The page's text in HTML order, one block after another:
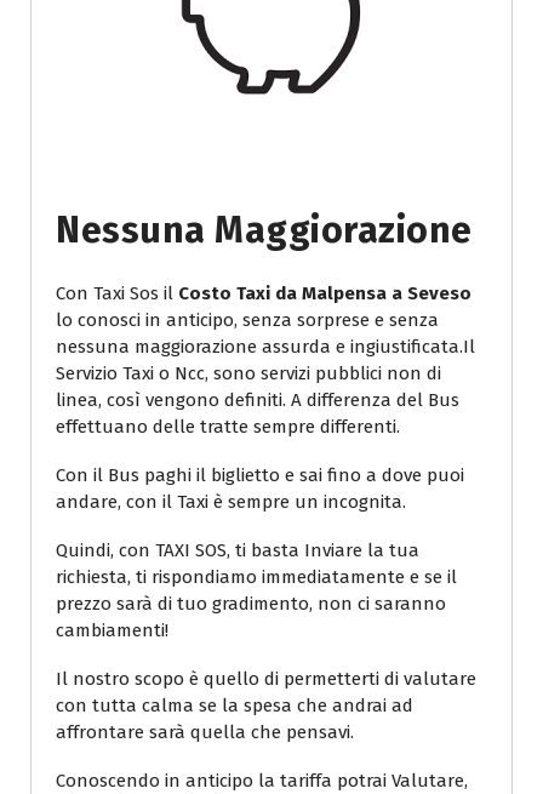
Nessuna Maggiorazione
Con Taxi Sos il Costo Taxi da Malpensa a Seveso
lo conosci in anticipo, senza sorprese e senza
nessuna maggiorazione assurda e ingiustificata.Il
Servizio Taxi o Ncc, sono servizi pubblici non di
linea, così vengono definiti. A differenza del Bus
effettuano delle tratte sempre differenti.
Con il Bus paghi il biglietto e sai fino a dove puoi
andare, con il Taxi è sempre un incognita.
Quindi, con TAXI SOS, ti basta Inviare la tua
richiesta, ti rispondiamo immediatamente e se il
prezzo sarà di tuo gradimento, non ci saranno
cambiamenti!
Il nostro scopo è quello di permetterti di valutare
con tutta calma se la spesa che andrai ad
affrontare sarà quella che pensavi.
Conoscendo in anticipo la tariffa potrai Valutare,